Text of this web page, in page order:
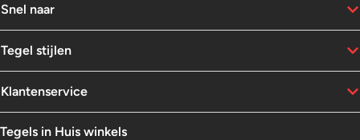
Snel naar
Tegel stijlen
Klantenservice
Tegels in Huis winkels